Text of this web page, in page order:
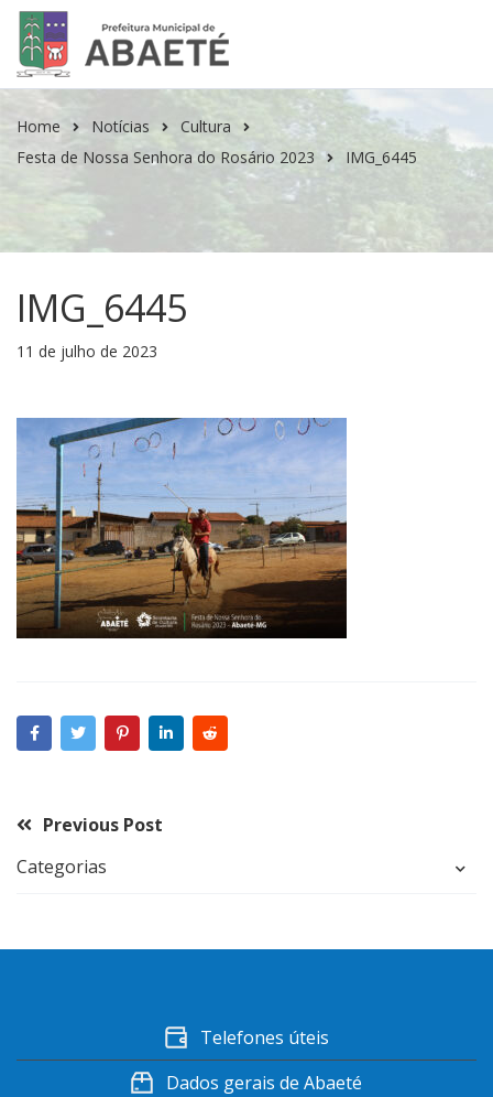
Home Notícias
Cultura
Festa de Nossa Senhora do Rosário 2023
IMG_6445
IMG_6445
11 de julho de 2023
Previous Post
Categorias
Telefones úteis
Dados gerais de Abaeté